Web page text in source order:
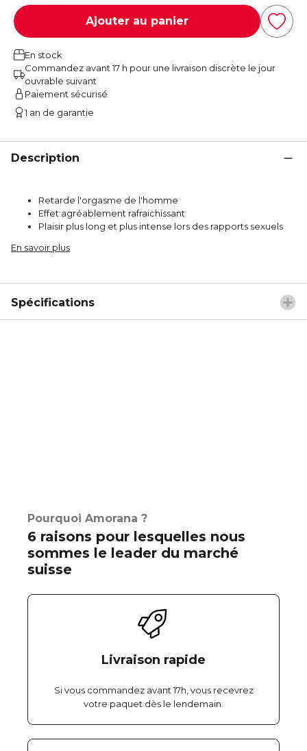
Ajouter au panier
En stock
Commandez avant 17 h pour une livraison discrète le jour
ouvrable suivant
Paiement sécurisé
1 an de garantie
Description
Retarde l'orgasme de l'homme
Effet agréablement rafraichissant
Plaisir plus long et plus intense lors des rapports sexuels
En savoir plus
Spécifications
Pourquoi Amorana ?
6 raisons pour lesquelles nous
sommes le leader du marché
suisse
Livraison rapide
Si vous commandez avant 17h, vous recevrez
votre paquet dès le lendemain.